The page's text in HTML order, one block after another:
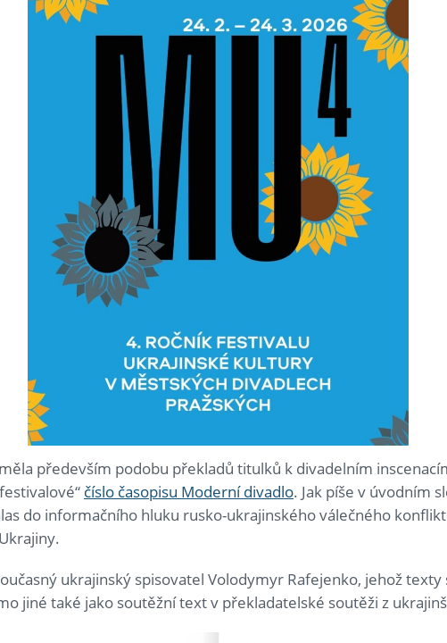
především podobu překladů titulků k divadelním
číslo časopisu Moderní divadlo. Jak píše v úvodním
do informačního hluku rusko-ukrajinského válečného
ukrajinský spisovatel Volodymyr Rafejenko, jehož
jiné také jako soutěžní text v překladatelské soutěži z